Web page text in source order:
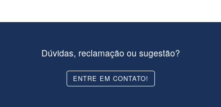
Dúvidas, reclamação ou sugestão?
ENTRE EM CONTATO!